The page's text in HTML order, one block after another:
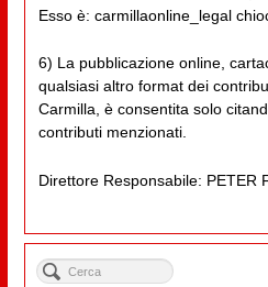
Esso è: carmillaonline_legal
6) La pubblicazione online,
qualsiasi altro format dei
Carmilla, è consentita solo
contributi menzionati.
Direttore Responsabile: PETER